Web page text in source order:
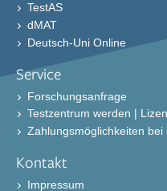
TestAS
dMAT
Deutsch-Uni Online
Service
Forschungsanfrage
Testzentrum werden |
Zahlungsmöglichkeiten bei
Kontakt
Impressum